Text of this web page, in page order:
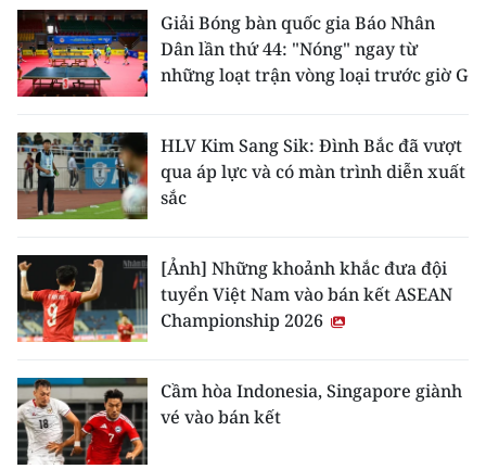
Giải Bóng bàn quốc gia Báo Nhân
Dân lần thứ 44: "Nóng" ngay từ
những loạt trận vòng loại trước giờ G
HLV Kim Sang Sik: Đình Bắc đã vượt
qua áp lực và có màn trình diễn xuất
sắc
[Ảnh] Những khoảnh khắc đưa đội
tuyển Việt Nam vào bán kết ASEAN
Championship 2026
Cầm hòa Indonesia, Singapore giành
vé vào bán kết